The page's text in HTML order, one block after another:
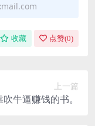
收藏 点赞(0)
上一篇
牛逼赚钱的书。